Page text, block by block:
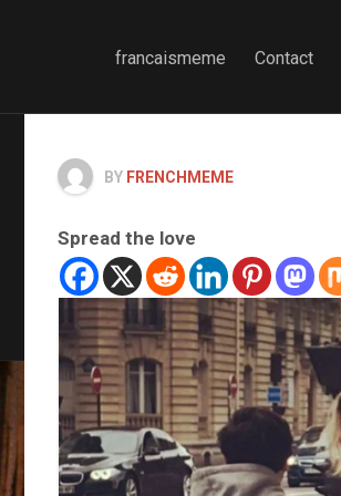
francaismeme Contact
BY FRENCHMEME
Spread the love